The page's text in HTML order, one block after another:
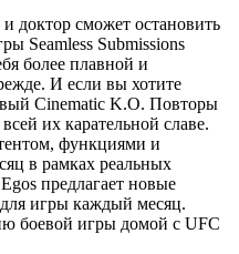
доктор сможет остановить
Seamless Submissions
более плавной и
И если вы хотите
Cinematic K.O. Повторы
их карательной славе.
функциями и
в рамках реальных
предлагает новые
игры каждый месяц.
боевой игры домой с UFC